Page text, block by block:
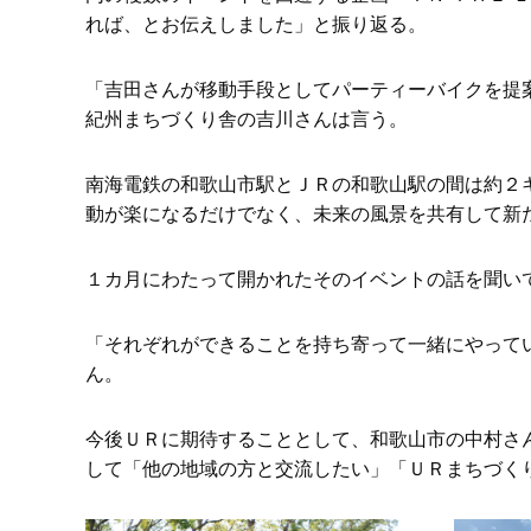
れば、とお伝えしました」と振り返る。
「吉田さんが移動手段としてパーティーバイクを
紀州まちづくり舎の吉川さんは言う。
南海電鉄の和歌山市駅とＪＲの和歌山駅の間は約
動が楽になるだけでなく、未来の風景を共有して
１カ月にわたって開かれたそのイベントの話を聞
「それぞれができることを持ち寄って一緒にやっ
ん。
今後ＵＲに期待することとして、和歌山市の中村
して「他の地域の方と交流したい」「ＵＲまちづ